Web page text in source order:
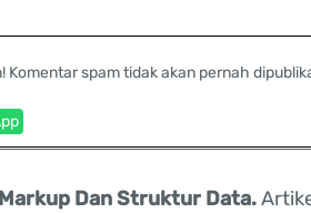
spam tidak akan pernah
Dan Struktur Data.